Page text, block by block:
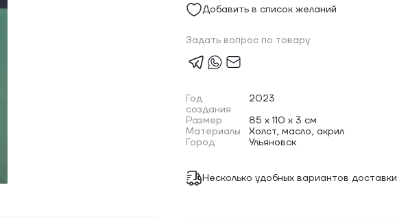
Добавить в список желаний
Задать вопрос по товару
Год
создания
2023
Размер
85 x 110 x 3 см
Материалы
Холст, масло, акрил
Город
Ульяновск
Несколько удобных вариантов доставки